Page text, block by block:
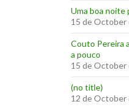
Uma boa noite
15 de October
‪Couto Pereira
a pouco ‬
15 de October
(no title)
12 de October